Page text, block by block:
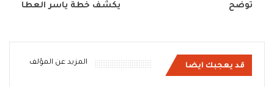
توضح
يكشف خطة ياسر العطا
قد يعجبك ايضا المزيد عن المؤلف